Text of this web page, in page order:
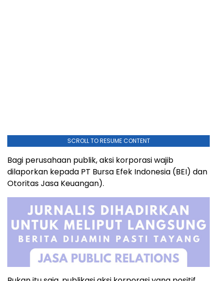
SCROLL TO RESUME CONTENT
Bagi perusahaan publik, aksi korporasi wajib
dilaporkan kepada PT Bursa Efek Indonesia (BEI) dan
Otoritas Jasa Keuangan).